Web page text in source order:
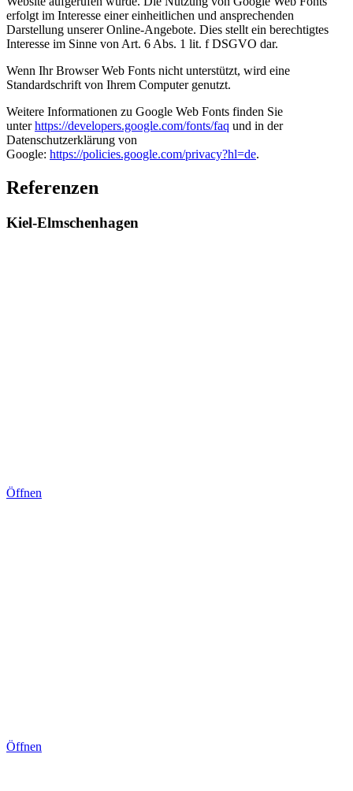
erfolgt im Interesse einer einheitlichen und ansprechenden
Darstellung unserer Online-Angebote. Dies stellt ein berechtigtes
Interesse im Sinne von Art. 6 Abs. 1 lit. f DSGVO dar.
Wenn Ihr Browser Web Fonts nicht unterstützt, wird eine
Standardschrift von Ihrem Computer genutzt.
Weitere Informationen zu Google Web Fonts finden Sie
unterhttps://developers.google.com/fonts/faq und in der
Datenschutzerklärung von
Google: https://policies.google.com/privacy?hl=de.
Referenzen
Kiel-Elmschenhagen
Öffnen
Öffnen